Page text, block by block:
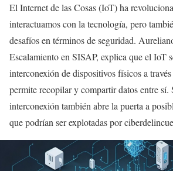
El Internet de las Cosas (IoT) ha
interactuamos con la tecnología, pero
desafíos en términos de seguridad.
Escalamiento en SISAP, explica que el IoT
interconexión de dispositivos físicos a
permite recopilar y compartir datos entre sí.
interconexión también abre la puerta a
que podrían ser explotadas por